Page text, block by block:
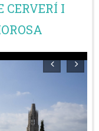
CERVERÍ I